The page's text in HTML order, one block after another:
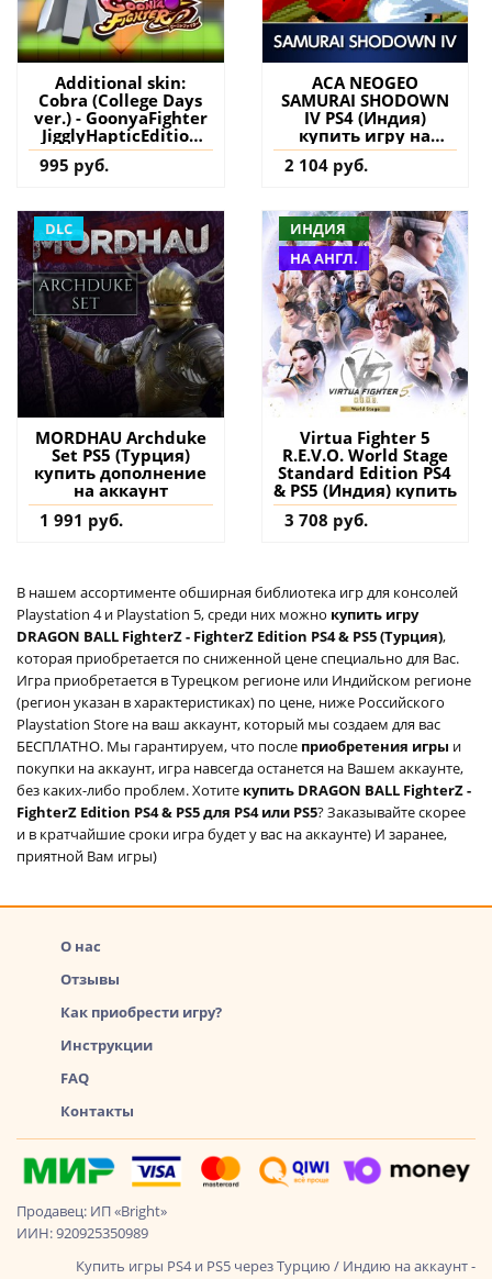
Additional skin:
Cobra (College Days
ver.) - GoonyaFighter
JigglyHapticEdition
PS5 (Турция) купить
дополнение на
995 руб.
ACA NEOGEO
SAMURAI SHODOWN
IV PS4 (Индия)
купить игру на
аккаунт
2 104 руб.
DLC
MORDHAU Archduke
Set PS5 (Турция)
купить дополнение
на аккаунт
1 991 руб.
ИНДИЯ
НА АНГЛ.
Virtua Fighter 5
R.E.V.O. World Stage
Standard Edition PS4
& PS5 (Индия) купить
3 708 руб.
В нашем ассортименте обширная библиотека игр для консолей
Playstation 4 и Playstation 5, среди них можно купить игру
DRAGON BALL FighterZ - FighterZ Edition PS4 & PS5 (Турция),
которая приобретается по сниженной цене специально для Вас.
Игра приобретается в Турецком регионе или Индийском регионе
(регион указан в характеристиках) по цене, ниже Российского
Playstation Store на ваш аккаунт, который мы создаем для вас
БЕСПЛАТНО. Мы гарантируем, что после приобретения игры и
покупки на аккаунт, игра навсегда останется на Вашем аккаунте,
без каких-либо проблем. Хотите купить DRAGON BALL FighterZ -
FighterZ Edition PS4 & PS5 для PS4 или PS5? Заказывайте скорее
и в кратчайшие сроки игра будет у вас на аккаунте) И заранее,
приятной Вам игры)
О нас
Отзывы
Как приобрести игру?
Инструкции
FAQ
Контакты
Продавец: ИП «Bright»
ИИН: 920925350989
Купить игры PS4 и PS5 через Турцию / Индию на аккаунт -